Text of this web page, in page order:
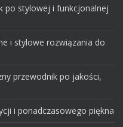
po stylowej i funkcjonalnej
i stylowe rozwiązania do
przewodnik po jakości,
i ponadczasowego piękna